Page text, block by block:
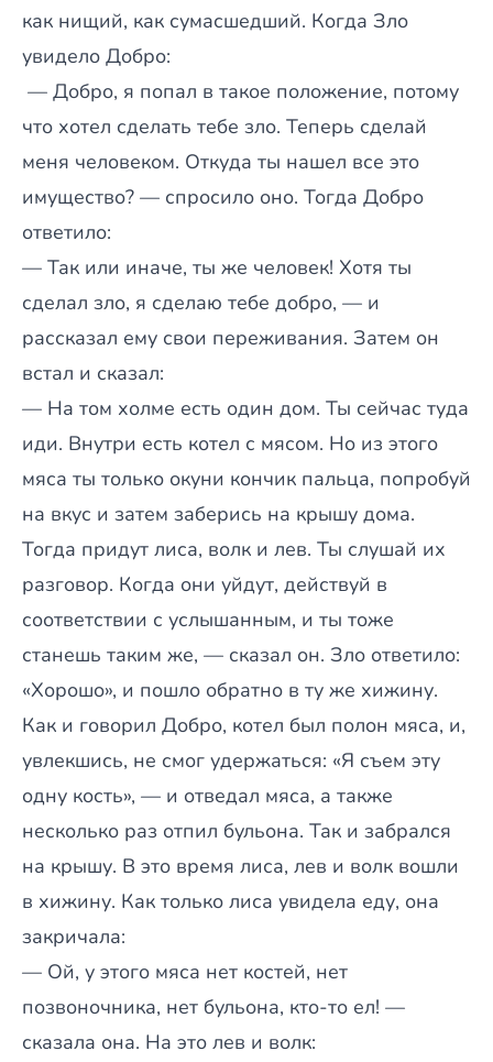
как нищий, как сумасшедший. Когда Зло
увидело Добро:
— Добро, я попал в такое положение, потому
что хотел сделать тебе зло. Теперь сделай
меня человеком. Откуда ты нашел все это
имущество? — спросило оно. Тогда Добро
ответило:
— Так или иначе, ты же человек! Хотя ты
сделал зло, я сделаю тебе добро, — и
рассказал ему свои переживания. Затем он
встал и сказал:
— На том холме есть один дом. Ты сейчас туда
иди. Внутри есть котел с мясом. Но из этого
мяса ты только окуни кончик пальца, попробуй
на вкус и затем заберись на крышу дома.
Тогда придут лиса, волк и лев. Ты слушай их
разговор. Когда они уйдут, действуй в
соответствии с услышанным, и ты тоже
станешь таким же, — сказал он. Зло ответило:
«Хорошо», и пошло обратно в ту же хижину.
Как и говорил Добро, котел был полон мяса, и,
увлекшись, не смог удержаться: «Я съем эту
одну кость», — и отведал мяса, а также
несколько раз отпил бульона. Так и забрался
на крышу. В это время лиса, лев и волк вошли
в хижину. Как только лиса увидела еду, она
закричала:
— Ой, у этого мяса нет костей, нет
позвоночника, нет бульона, кто-то ел! —
сказала она. На это лев и волк: